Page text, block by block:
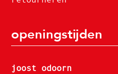
openingstijden
joost odoorn